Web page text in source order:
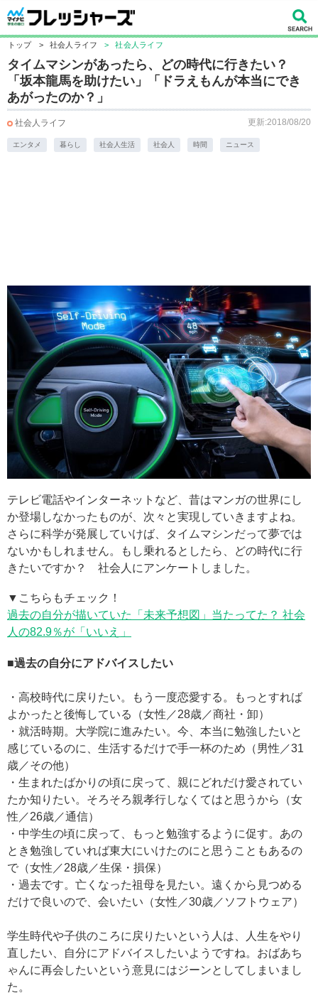
トップ > 社会人ライフ > 社会人ライフ
タイムマシンがあったら、どの時代に行きたい？
「坂本龍馬を助けたい」「ドラえもんが本当にでき
あがったのか？」
社会人ライフ 更新:2018/08/20
エンタメ 暮らし 社会人生活 社会人 時間 ニュース
テレビ電話やインターネットなど、昔はマンガの世界にし
か登場しなかったものが、次々と実現していきますよね。
さらに科学が発展していけば、タイムマシンだって夢では
ないかもしれません。もし乗れるとしたら、どの時代に行
きたいですか？ 社会人にアンケートしました。
▼こちらもチェック！
過去の自分が描いていた「未来予想図」当たってた？ 社会
人の82.9％が「いいえ」
■過去の自分にアドバイスしたい
・高校時代に戻りたい。もう一度恋愛する。もっとすれば
よかったと後悔している（女性／28歳／商社・卸）
・就活時期。大学院に進みたい。今、本当に勉強したいと
感じているのに、生活するだけで手一杯のため（男性／31
歳／その他）
・生まれたばかりの頃に戻って、親にどれだけ愛されてい
たか知りたい。そろそろ親孝行しなくてはと思うから（女
性／26歳／通信）
・中学生の頃に戻って、もっと勉強するように促す。あの
とき勉強していれば東大にいけたのにと思うこともあるの
で（女性／28歳／生保・損保）
・過去です。亡くなった祖母を見たい。遠くから見つめる
だけで良いので、会いたい（女性／30歳／ソフトウェア）
学生時代や子供のころに戻りたいという人は、人生をやり
直したい、自分にアドバイスしたいようですね。おばあち
ゃんに再会したいという意見にはジーンとしてしまいまし
た。